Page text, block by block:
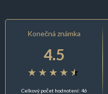
Konečná známka
4.5
Celkový počet hodnotení: 46